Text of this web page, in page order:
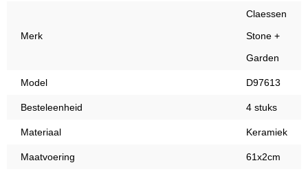
Merk
Claessen
Stone +
Garden
Model D97613
Besteleenheid 4 stuks
Materiaal Keramiek
Maatvoering 61x2cm